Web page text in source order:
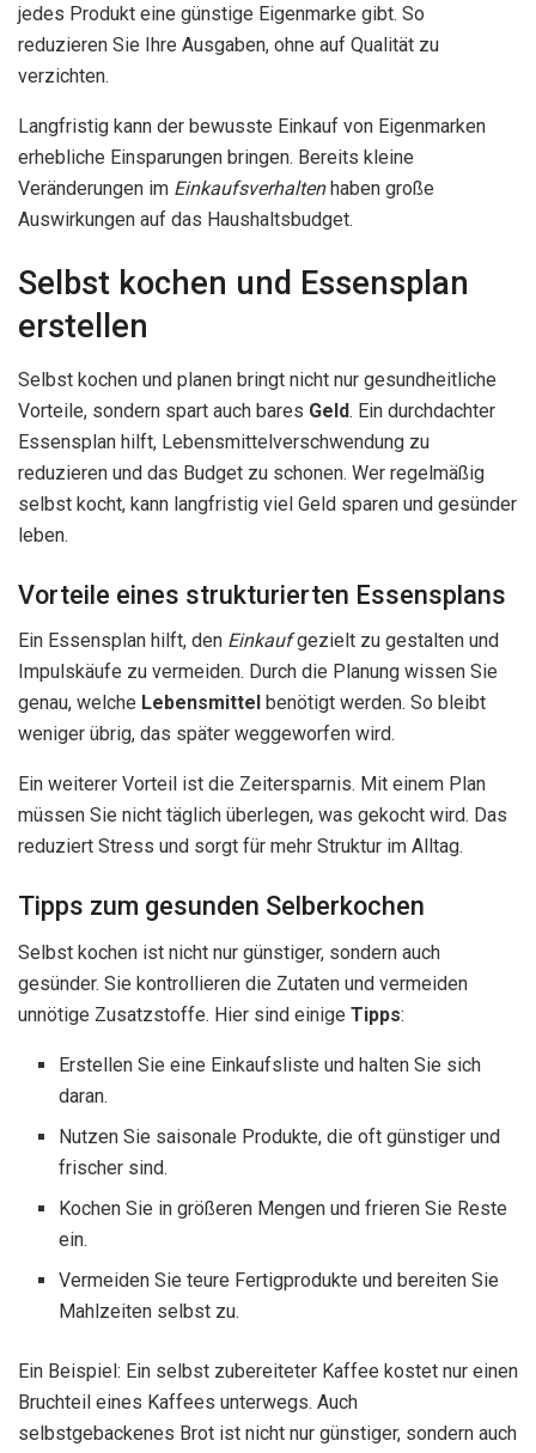
jedes Produkt eine günstige Eigenmarke gibt. So
reduzieren Sie Ihre Ausgaben, ohne auf Qualität zu
verzichten.
Langfristig kann der bewusste Einkauf von Eigenmarken
erhebliche Einsparungen bringen. Bereits kleine
Veränderungen im Einkaufsverhaltenhaben große
Auswirkungen auf das Haushaltsbudget.
Selbst kochen und Essensplan
erstellen
Selbst kochen und planen bringt nicht nur gesundheitliche
Vorteile, sondern spart auch bares Geld. Ein durchdachter
Essensplan hilft, Lebensmittelverschwendung zu
reduzieren und das Budget zu schonen. Wer regelmäßig
selbst kocht, kann langfristig viel Geld sparen und gesünder
leben.
Vorteile eines strukturierten Essensplans
Ein Essensplan hilft, den Einkaufgezielt zu gestalten und
Impulskäufe zu vermeiden. Durch die Planung wissen Sie
genau, welche Lebensmittel benötigt werden. So bleibt
weniger übrig, das später weggeworfen wird.
Ein weiterer Vorteil ist die Zeitersparnis. Mit einem Plan
müssen Sie nicht täglich überlegen, was gekocht wird. Das
reduziert Stress und sorgt für mehr Struktur im Alltag.
Tipps zum gesunden Selberkochen
Selbst kochen ist nicht nur günstiger, sondern auch
gesünder. Sie kontrollieren die Zutaten und vermeiden
unnötige Zusatzstoffe. Hier sind einige Tipps:
Erstellen Sie eine Einkaufsliste und halten Sie sich
daran.
Nutzen Sie saisonale Produkte, die oft günstiger und
frischer sind.
Kochen Sie in größeren Mengen und frieren Sie Reste
ein.
Vermeiden Sie teure Fertigprodukte und bereiten Sie
Mahlzeiten selbst zu.
Ein Beispiel: Ein selbst zubereiteter Kaffee kostet nur einen
Bruchteil eines Kaffees unterwegs. Auch
selbstgebackenes Brot ist nicht nur günstiger, sondern auch